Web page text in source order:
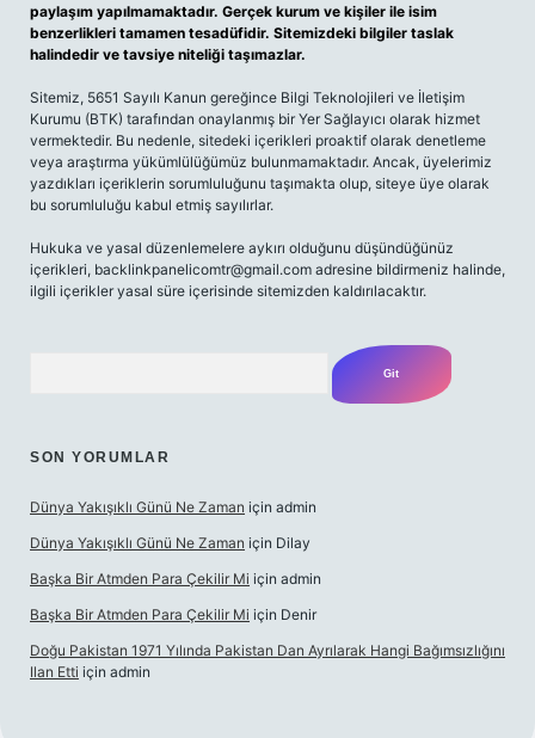
paylaşım yapılmamaktadır. Gerçek kurum ve kişiler ile isim
benzerlikleri tamamen tesadüfidir. Sitemizdeki bilgiler taslak
halindedir ve tavsiye niteliği taşımazlar.
Sitemiz, 5651 Sayılı Kanun gereğince Bilgi Teknolojileri ve İletişim
Kurumu (BTK) tarafından onaylanmış bir Yer Sağlayıcı olarak hizmet
vermektedir. Bu nedenle, sitedeki içerikleri proaktif olarak denetleme
veya araştırma yükümlülüğümüz bulunmamaktadır. Ancak, üyelerimiz
yazdıkları içeriklerin sorumluluğunu taşımakta olup, siteye üye olarak
bu sorumluluğu kabul etmiş sayılırlar.
Hukuka ve yasal düzenlemelere aykırı olduğunu düşündüğünüz
içerikleri, backlinkpanelicomtr@gmail.com adresine bildirmeniz halinde,
ilgili içerikler yasal süre içerisinde sitemizden kaldırılacaktır.
SON YORUMLAR
Dünya Yakışıklı Günü Ne Zaman için admin
Dünya Yakışıklı Günü Ne Zaman için Dilay
Başka Bir Atmden Para Çekilir Mi için admin
Başka Bir Atmden Para Çekilir Mi için Denir
Doğu Pakistan 1971 Yılında Pakistan Dan Ayrılarak Hangi Bağımsızlığını
Ilan Etti için admin